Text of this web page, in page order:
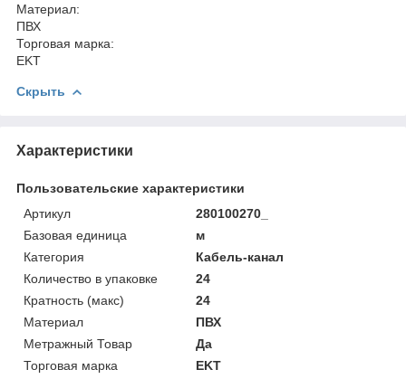
Материал:
ПВХ
Торговая марка:
EKT
Скрыть
Характеристики
Пользовательские характеристики
Артикул
280100270_
Базовая единица
м
Категория
Кабель-канал
Количество в упаковке
24
Кратность (макс)
24
Материал
ПВХ
Метражный Товар
Да
Торговая марка
EKT